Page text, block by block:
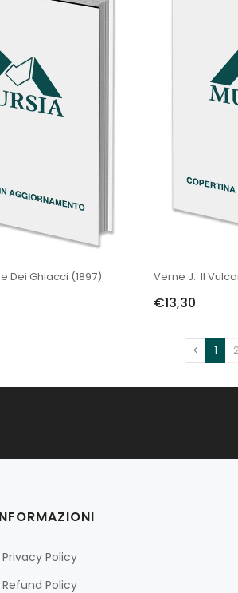
Dei Ghiacci (1897) Verne J.: Il
€13,30
1
Privacy Policy
Refund Policy